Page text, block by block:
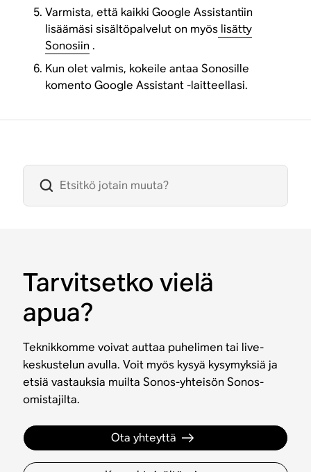
Varmista, että kaikki Google Assistantiin
lisäämäsi sisältöpalvelut on myös lisätty
Sonosiin.
Kun olet valmis, kokeile antaa Sonosille
komento Google Assistant -laitteellasi.
Tarvitsetko vielä
apua?
Teknikkomme voivat auttaa puhelimen tai live-
keskustelun avulla. Voit myös kysyä kysymyksiä ja
etsiä vastauksia muilta Sonos-yhteisön Sonos-
omistajilta.
Ota yhteyttä